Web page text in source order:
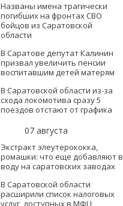
Названы имена трагически
погибших на фронтах СВО
бойцов из Саратовской
области
В Саратове депутат Калинин
призвал увеличить пенсии
воспитавшим детей матерям
В Саратовской области из-за
схода локомотива сразу 5
поездов отстают от графика
07 августа
Экстракт элеутерококка,
ромашки: что еще добавляют в
воду на саратовских заводах
В Саратовской области
расширили список налоговых
услуг, доступных в МФЦ